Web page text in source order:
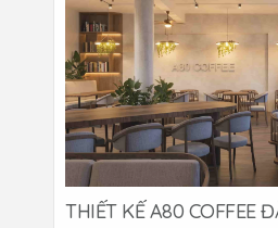
THIẾT KẾ A80 COFFEE